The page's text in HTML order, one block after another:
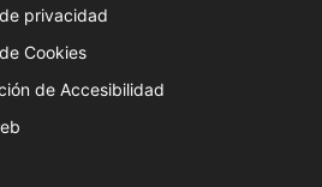
privacidad
Cookies
de Accesibilidad